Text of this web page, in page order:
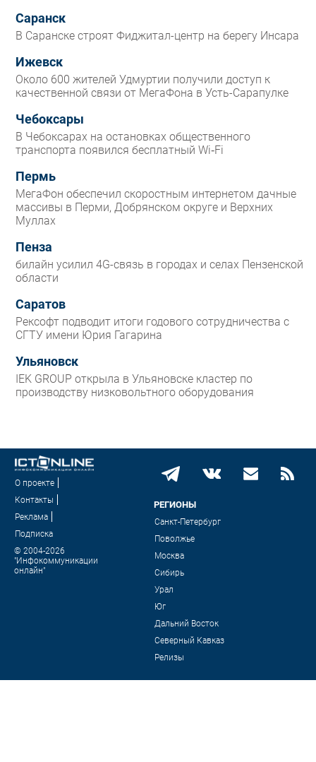
Саранск
В Саранске строят Фиджитал-центр на берегу Инсара
Ижевск
Около 600 жителей Удмуртии получили доступ к
качественной связи от МегаФона в Усть-Сарапулке
Чебоксары
В Чебоксарах на остановках общественного
транспорта появился бесплатный Wi‑Fi
Пермь
МегаФон обеспечил скоростным интернетом дачные
массивы в Перми, Добрянском округе и Верхних
Муллах
Пенза
билайн усилил 4G-связь в городах и селах Пензенской
области
Саратов
Рексофт подводит итоги годового сотрудничества с
СГТУ имени Юрия Гагарина
Ульяновск
IEK GROUP открыла в Ульяновске кластер по
производству низковольтного оборудования
О проекте
Контакты
Реклама
Подписка
© 2004-2026
"Инфокоммуникации
онлайн"
РЕГИОНЫ
Санкт-Петербург
Поволжье
Москва
Сибирь
Урал
Юг
Дальний Восток
Северный Кавказ
Релизы